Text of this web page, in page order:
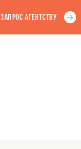
ЗАПРОС АГЕНТСТВУ